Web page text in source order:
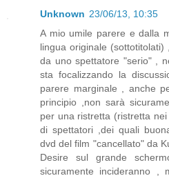
Unknown 23/06/13, 10:35
A mio umile parere e dalla
lingua originale
da uno spettatore "serio" ,
sta focalizzando la
parere marginale , anche
principio ,non sarà
per una ristretta (ristretta
di spettatori ,dei quali
dvd del film "cancellato" da
Desire sul grande
sicuramente incideranno ,